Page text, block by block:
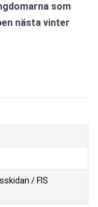
/ FIS
som
nästa vinter